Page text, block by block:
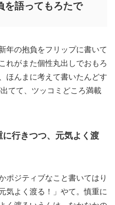
を語ってもろたで
年の抱負をフリップに書いて
れがまた個性丸出しでおもろ
ほんまに考えて書いたんどす
てて、ツッコミどころ満載
行きつつ、元気よく渡
ポジティブなこと書いてはり
気よく渡る！」やて。慎重に